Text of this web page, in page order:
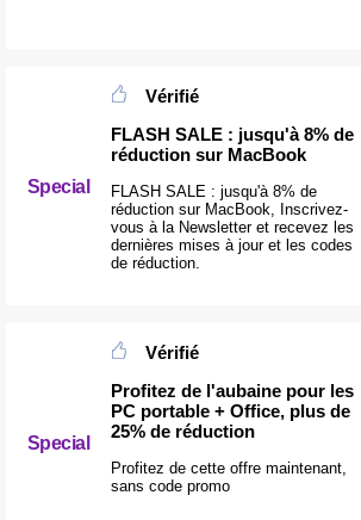
Special
Vérifié
FLASH SALE : jusqu'à 8% de
réduction sur MacBook
FLASH SALE : jusqu'à 8% de
réduction sur MacBook, Inscrivez-
vous à la Newsletter et recevez les
dernières mises à jour et les codes
de réduction.
Special
Vérifié
Profitez de l'aubaine pour les
PC portable + Office, plus de
25% de réduction
Profitez de cette offre maintenant,
sans code promo